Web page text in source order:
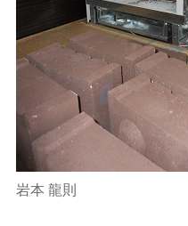
岩本 龍則